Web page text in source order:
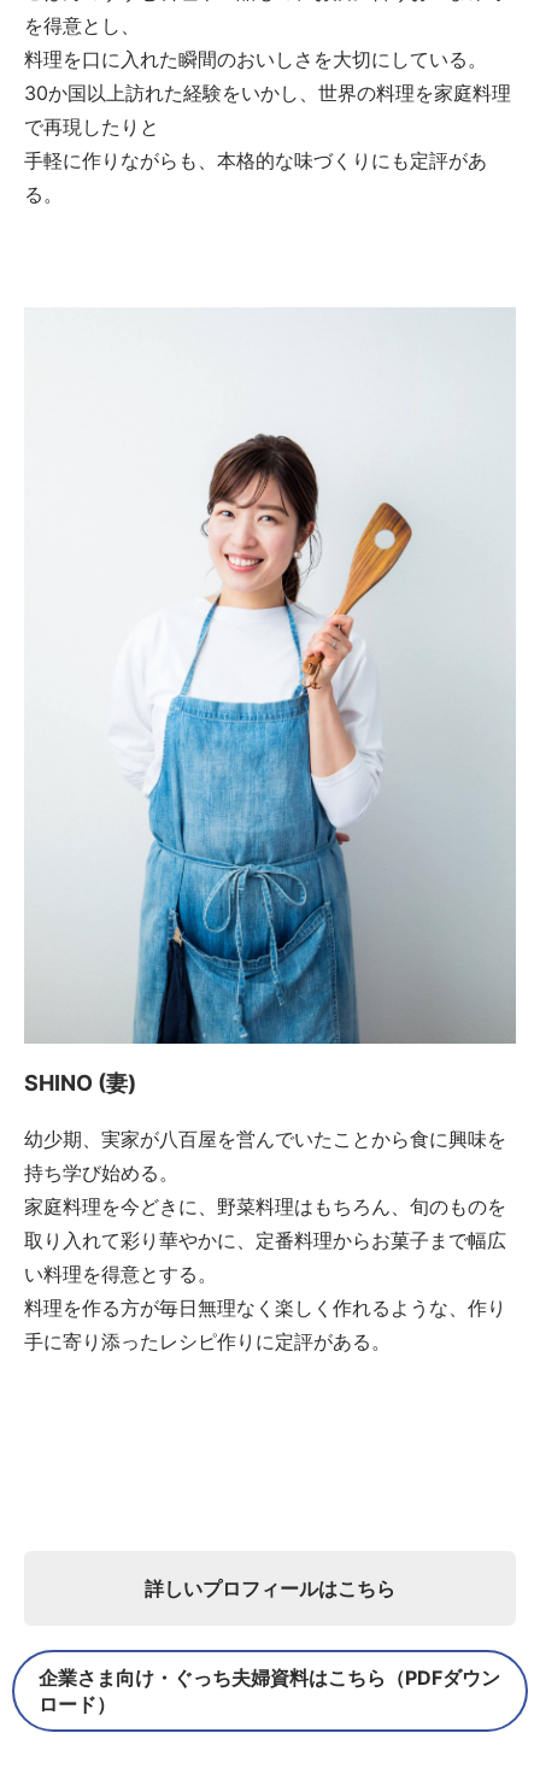
を得意とし、
料理を口に入れた瞬間のおいしさを大切にしている。
30か国以上訪れた経験をいかし、世界の料理を家庭料理
で再現したりと
手軽に作りながらも、本格的な味づくりにも定評があ
る。
SHINO (妻)
幼少期、実家が八百屋を営んでいたことから食に興味を
持ち学び始める。
家庭料理を今どきに、野菜料理はもちろん、旬のものを
取り入れて彩り華やかに、定番料理からお菓子まで幅広
い料理を得意とする。
料理を作る方が毎日無理なく楽しく作れるような、作り
手に寄り添ったレシピ作りに定評がある。
詳しいプロフィールはこちら
企業さま向け・ぐっち夫婦資料はこちら（PDFダウン
ロード）